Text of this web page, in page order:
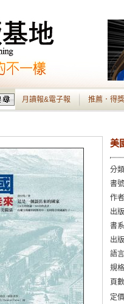
月讀報&電子報 推薦．得
美
分
書
作
出
書
出
語言
規
頁
定